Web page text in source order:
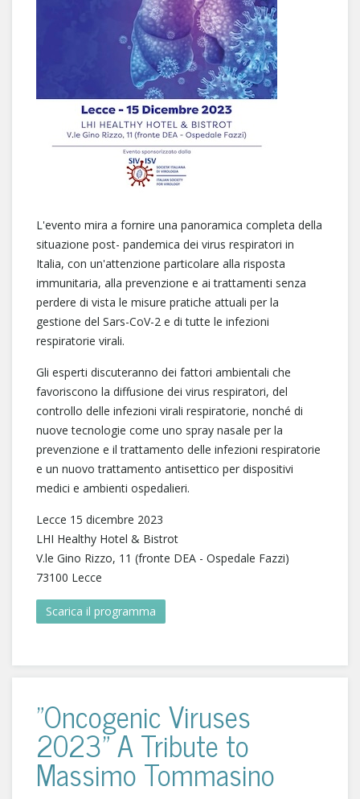
L'evento mira a fornire una panoramica completa della
situazione post- pandemica dei virus respiratori in
Italia, con un'attenzione particolare alla risposta
immunitaria, alla prevenzione e ai trattamenti senza
perdere di vista le misure pratiche attuali per la
gestione del Sars-CoV-2 e di tutte le infezioni
respiratorie virali.
Gli esperti discuteranno dei fattori ambientali che
favoriscono la diffusione dei virus respiratori, del
controllo delle infezioni virali respiratorie, nonché di
nuove tecnologie come uno spray nasale per la
prevenzione e il trattamento delle infezioni respiratorie
e un nuovo trattamento antisettico per dispositivi
medici e ambienti ospedalieri.
Lecce 15 dicembre 2023
LHI Healthy Hotel & Bistrot
V.le Gino Rizzo, 11 (fronte DEA - Ospedale Fazzi)
73100 Lecce
Scarica il programma
"Oncogenic Viruses
2023" A Tribute to
Massimo Tommasino